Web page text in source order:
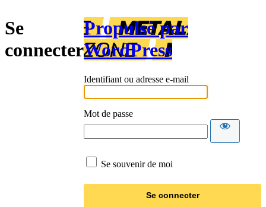
Se
connecter
Propulsé par
WordPress
Identifiant ou adresse e-mail
Mot de passe
Se souvenir de moi